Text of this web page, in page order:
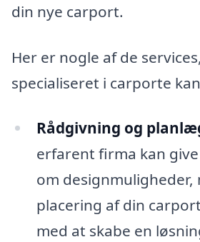
din nye carport.
Her er nogle af de
specialiseret i carporte
Rådgivning og
erfarent firma kan
om designmuligheder,
placering af din
med at skabe en